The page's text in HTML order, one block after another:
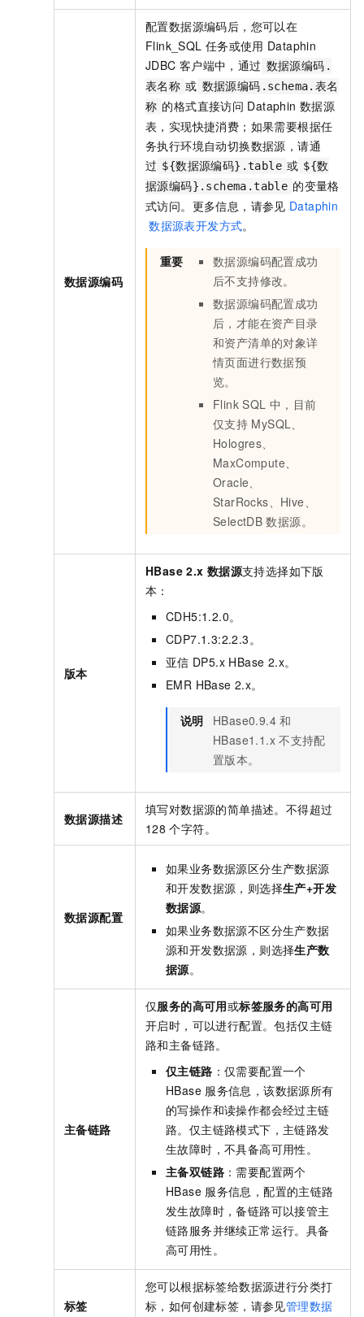
数据源编码
配置数据源编码后，您可以在
Flink_SQL 任务或使用 Dataphin
JDBC 客户端中，通过 数据源编码.
表名称 或 数据源编码.schema.表名
称 的格式直接访问 Dataphin 数据源
表，实现快捷消费；如果需要根据任
务执行环境自动切换数据源，请通
过 ${数据源编码}.table 或 ${数
据源编码}.schema.table 的变量格
式访问。更多信息，请参见 Dataphin
数据源表开发方式。
重要
数据源编码配置成功
后不支持修改。
数据源编码配置成功
后，才能在资产目录
和资产清单的对象详
情页面进行数据预
览。
Flink SQL 中，目前
仅支持 MySQL、
Hologres、
MaxCompute、
Oracle、
StarRocks、Hive、
SelectDB 数据源。
版本
HBase 2.x 数据源支持选择如下版
本：
CDH5:1.2.0。
CDP7.1.3:2.2.3。
亚信 DP5.x HBase 2.x。
EMR HBase 2.x。
说明 HBase0.9.4 和
HBase1.1.x 不支持配
置版本。
数据源描述
填写对数据源的简单描述。不得超过
128 个字符。
数据源配置
如果业务数据源区分生产数据源
和开发数据源，则选择生产+开发
数据源。
如果业务数据源不区分生产数据
源和开发数据源，则选择生产数
据源。
主备链路
仅服务的高可用或标签服务的高可用
开启时，可以进行配置。包括仅主链
路和主备链路。
仅主链路 ：仅需要配置一个
HBase 服务信息，该数据源所有
的写操作和读操作都会经过主链
路。仅主链路模式下，主链路发
生故障时，不具备高可用性。
主备双链路 ：需要配置两个
HBase 服务信息，配置的主链路
发生故障时，备链路可以接管主
链路服务并继续正常运行。具备
高可用性。
标签
您可以根据标签给数据源进行分类打
标，如何创建标签，请参见管理数据